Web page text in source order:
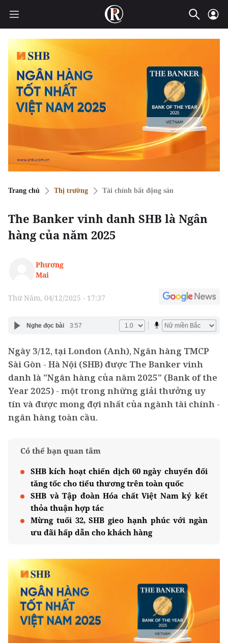
Trang chủ Thị trường Tài chính bất động sản
The Banker vinh danh SHB là Ngân
hàng của năm 2025
Phương
Mai
Thứ Năm, 04/12/2025 - 17:37
Nghe đọc bài 3:57
Ngày 3/12, tại London (Anh), Ngân hàng TMCP
Sài Gòn - Hà Nội (SHB) được The Banker vinh
danh là "Ngân hàng của năm 2025" (Bank of the
Year 2025) - một trong những giải thưởng uy
tín và được mong đợi nhất của ngành tài chính -
ngân hàng toàn cầu.
Có thể bạn quan tâm
SHB kích hoạt chiến dịch 60 ngày chuyển đổi
tăng tốc cho tiểu thương trên toàn quốc
SHB và Tập đoàn Hóa chất Việt Nam ký kết
thỏa thuận hợp tác
Mừng tuổi 32, SHB gieo hạnh phúc với ngàn
ưu đãi hấp dẫn cho khách hàng